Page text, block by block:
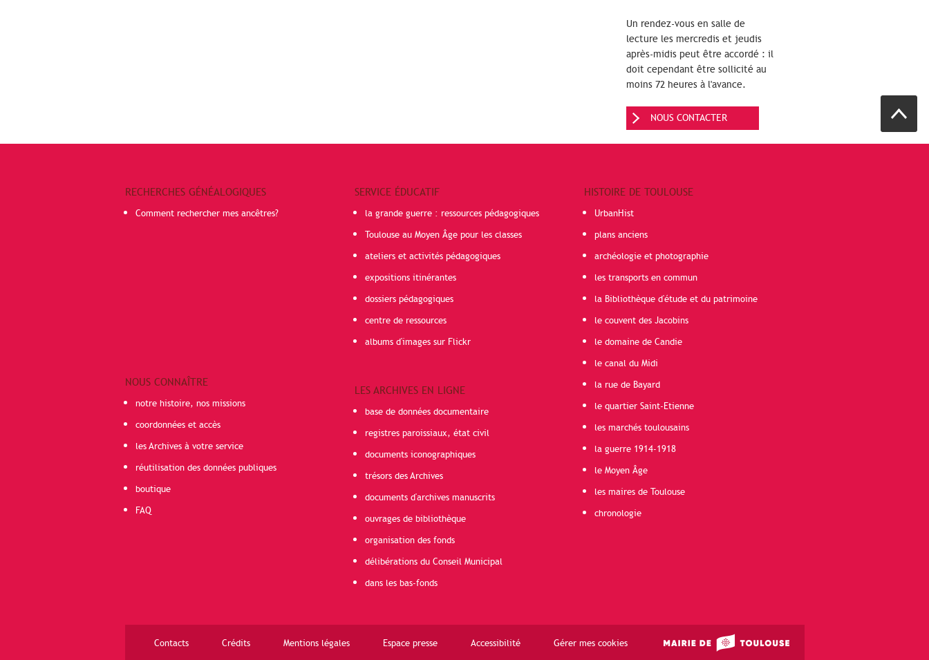
Un rendez-vous en salle de
lecture les mercredis et jeudis
après-midis peut être accordé : il
doit cependant être sollicité au
moins 72 heures à l'avance.
NOUS CONTACTER
RECHERCHES GÉNÉALOGIQUES
Comment rechercher mes ancêtres?
NOUS CONNAÎTRE
notre histoire, nos missions
coordonnées et accès
les Archives à votre service
réutilisation des données publiques
boutique
FAQ
SERVICE ÉDUCATIF
la grande guerre : ressources pédagogiques
Toulouse au Moyen Âge pour les classes
ateliers et activités pédagogiques
expositions itinérantes
dossiers pédagogiques
centre de ressources
albums d'images sur Flickr
LES ARCHIVES EN LIGNE
base de données documentaire
registres paroissiaux, état civil
documents iconographiques
trésors des Archives
documents d'archives manuscrits
ouvrages de bibliothèque
organisation des fonds
délibérations du Conseil Municipal
dans les bas-fonds
HISTOIRE DE TOULOUSE
UrbanHist
plans anciens
archéologie et photographie
les transports en commun
la Bibliothèque d'étude et du patrimoine
le couvent des Jacobins
le domaine de Candie
le canal du Midi
la rue de Bayard
le quartier Saint-Etienne
les marchés toulousains
la guerre 1914-1918
le Moyen Âge
les maires de Toulouse
chronologie
Contacts Crédits Mentions légales Espace presse Accessibilité Gérer mes cookies